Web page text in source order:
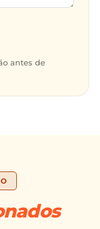
antes de